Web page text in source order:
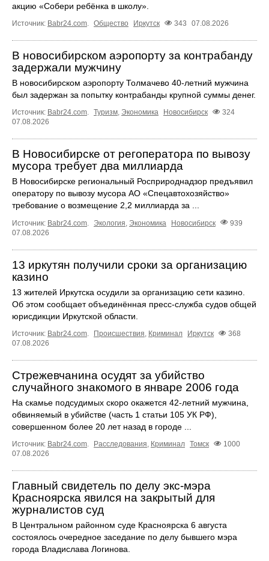
акцию «Собери ребёнка в школу».
Источник: Babr24.com. Общество Иркутск 343 07.08.2026
В новосибирском аэропорту за контрабанду
задержали мужчину
В новосибирском аэропорту Толмачево 40-летний мужчина
был задержан за попытку контрабанды крупной суммы денег.
Источник: Babr24.com. Туризм, Экономика Новосибирск
324
07.08.2026
В Новосибирске от регоператора по вывозу
мусора требует два миллиарда
В Новосибирске региональный Росприроднадзор предъявил
оператору по вывозу мусора АО «Спецавтохозяйство»
требование о возмещение 2,2 миллиарда за ...
Источник: Babr24.com Экология Экономика Новосибирск
939
07.08.2026
13 иркутян получили сроки за организацию
казино
13 жителей Иркутска осудили за организацию сети казино.
Об этом сообщает объединённая пресс‑служба судов общей
юрисдикции Иркутской области.
Источник: Babr24.com Происшествия Криминал Иркутск
368
07.08.2026
Стрежевчанина осудят за убийство
случайного знакомого в январе 2006 года
На скамье подсудимых скоро окажется 42-летний мужчина,
обвиняемый в убийстве (часть 1 статьи 105 УК РФ),
совершенном более 20 лет назад в городе ...
Источник: Babr24.com Расследования Криминал Томск
1000
07.08.2026
Главный свидетель по делу экс-мэра
Красноярска явился на закрытый для
журналистов суд
В Центральном районном суде Красноярска 6 августа
состоялось очередное заседание по делу бывшего мэра
города Владислава Логинова.